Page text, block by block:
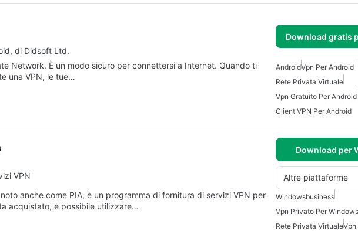
di Didsoft Ltd.
Download gratis
Network. È un modo sicuro per connettersi a Internet. Quando ti
una VPN, le tue…
AndroidVpn Per Android
Rete Privata Virtuale
Vpn Gratuito Per Android
Client VPN Per Android
VPN
Download per
Altre piattaforme
anche come PIA, è un programma di fornitura di servizi VPN per
acquistato, è possibile utilizzare…
Windowsbusiness
Vpn Privato Per
Rete Privata VirtualeVpn